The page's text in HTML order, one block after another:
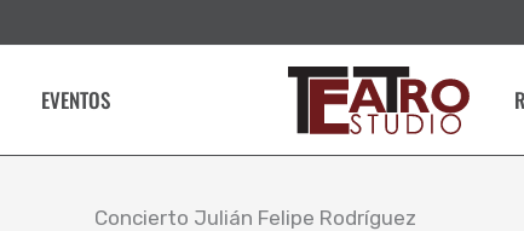
EVENTOS
Concierto Julián Felipe Rodríguez